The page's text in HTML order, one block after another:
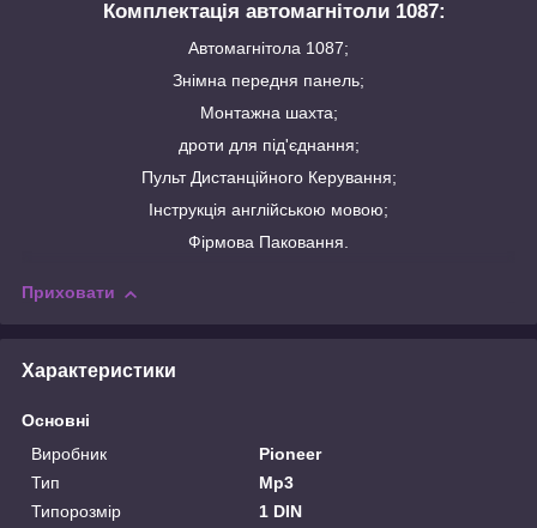
Комплектація автомагнітоли 1087:
Автомагнітола 1087;
Знімна передня панель;
Монтажна шахта;
дроти для під'єднання;
Пульт Дистанційного Керування;
Інструкція англійською мовою;
Фірмова Паковання.
Приховати
Характеристики
Основні
Виробник
Pioneer
Тип
Mp3
Типорозмір
1 DIN